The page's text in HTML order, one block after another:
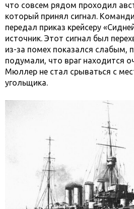
что совсем рядом проходил
который принял сигнал.
передал приказ крейсеру
источник. Этот сигнал был
из-за помех показался слабым,
подумали, что враг находится
Мюллер не стал срываться с
угольщика.